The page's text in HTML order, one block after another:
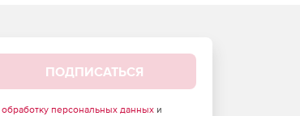
ПОДПИСАТЬСЯ
обработку персональных данныхи